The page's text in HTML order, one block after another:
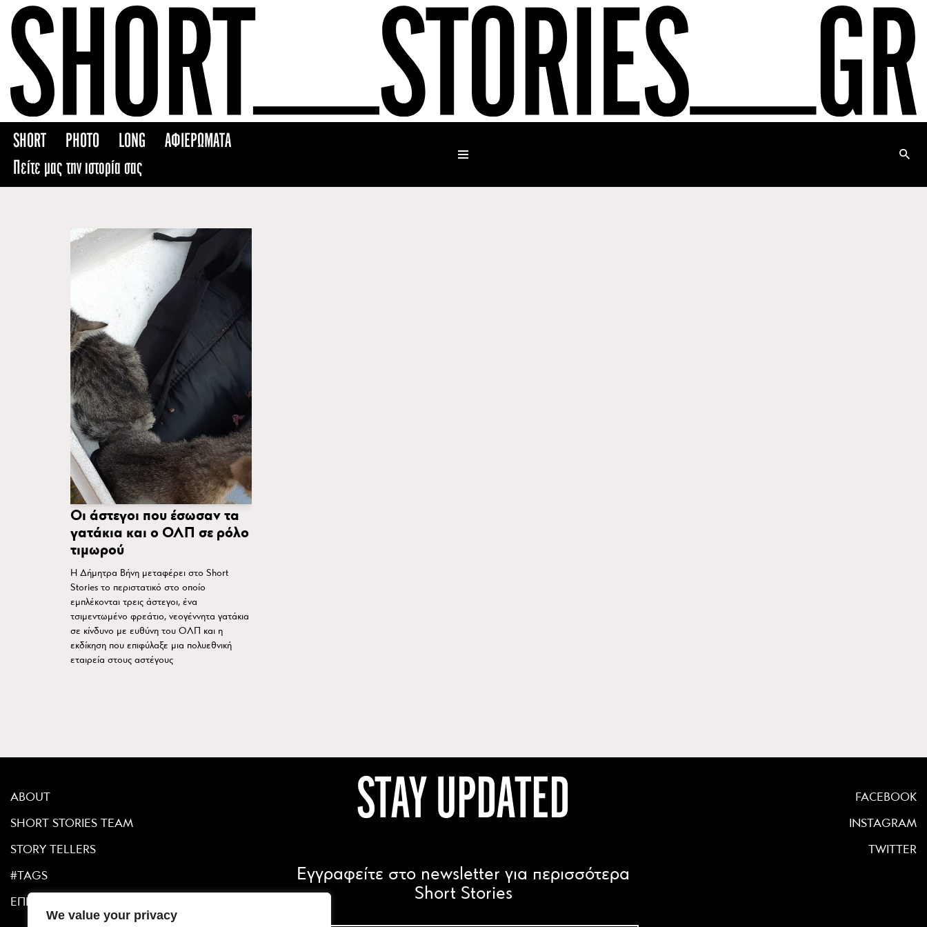
We value your privacy
Skip
to
content
SHORT PHOTO LONG
ΑΦΙΕΡΩΜΑΤΑ
Πείτε μας την ιστορία σας
Οι άστεγοι που έσωσαν τα
γατάκια και ο ΟΛΠ σε ρόλο
τιμωρού
Η Δήμητρα Βήνη μεταφέρει στο Short
Stories το περιστατικό στο οποίο
εμπλέκονται τρεις άστεγοι, ένα
τσιμεντωμένο φρεάτιο, νεογέννητα γατάκια
σε κίνδυνο με ευθύνη του ΟΛΠ και η
εκδίκηση που επιφύλαξε μια πολυεθνική
εταιρεία στους αστέγους
ABOUT
SHORT STORIES TEAM
STORY TELLERS
#TAGS
ΕΠΙΚΟΙΝΩΝΙΑ
STAY UPDATED
Εγγραφείτε στο newsletter για περισσότερα
Short Stories
FACEBOOK
INSTAGRAM
TWITTER